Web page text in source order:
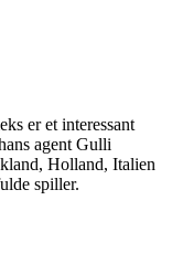
er et interessant
agent Gulli
Holland, Italien
spiller.